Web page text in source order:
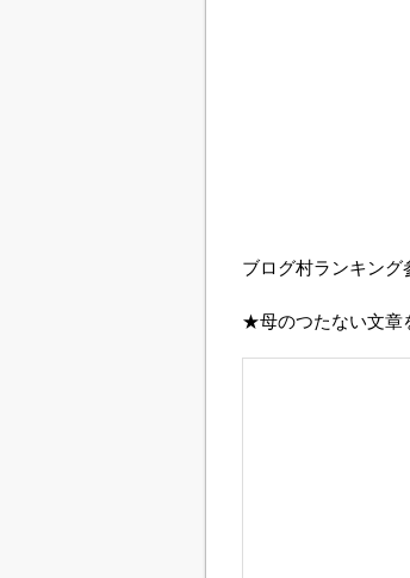
ブログ村ランキング
★母のつたない文章